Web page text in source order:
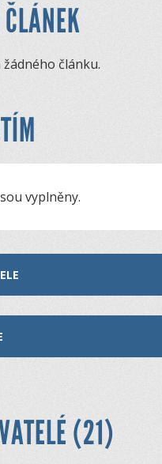
článku.
vyplněny.
(21)